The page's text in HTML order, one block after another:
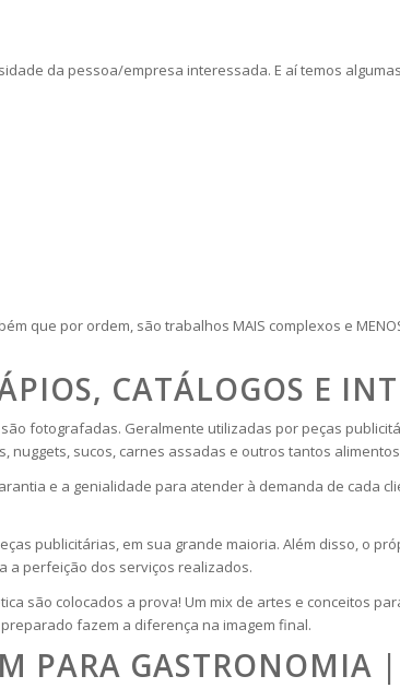
da pessoa/empresa interessada. E aí temos algumas
que por ordem, são trabalhos MAIS complexos e
CATÁLOGOS E
fotografadas. Geralmente utilizadas por peças
sucos, carnes assadas e outros tantos
e a genialidade para atender à demanda de cada
publicitárias, em sua grande maioria. Além disso, o
a perfeição dos serviços realizados.
são colocados a prova! Um mix de artes e conceitos
fazem a diferença na imagem final.
PARA GASTRONOMIA